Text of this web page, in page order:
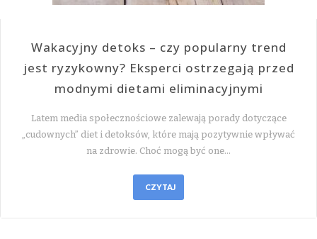
Wakacyjny detoks – czy popularny trend
jest ryzykowny? Eksperci ostrzegają przed
modnymi dietami eliminacyjnymi
Latem media społecznościowe zalewają porady dotyczące
„cudownych” diet i detoksów, które mają pozytywnie wpływać
na zdrowie. Choć mogą być one…
CZYTAJ